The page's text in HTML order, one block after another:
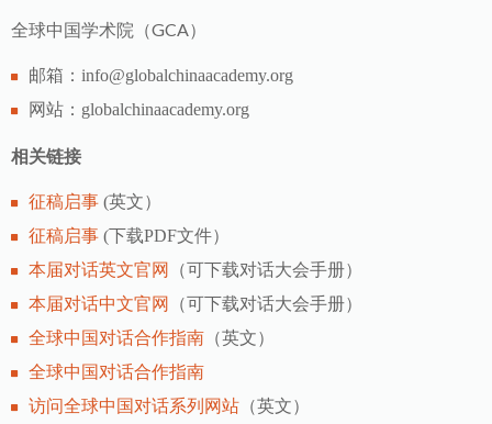
全球中国学术院（GCA）
邮箱：info@globalchinaacademy.org
网站：globalchinaacademy.org
相关链接
征稿启事 (英文）
征稿启事 (下载PDF文件）
本届对话英文官网
（可下载对话大会手册）
本届对话中文官网
（可下载对话大会手册）
全球中国对话合作指南 （英文）
全球中国对话合作指南
访问全球中国对话系列网站 （英文）